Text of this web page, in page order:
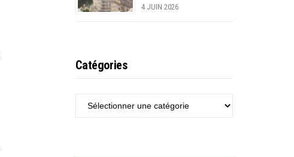
4 JUIN 2026
Catégories
CATÉGORIES